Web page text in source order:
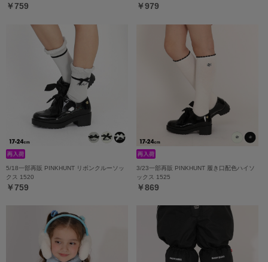
￥759 ￥979
5/18一部再販 PINKHUNT リボンクルーソッ
クス 1520
￥759
3/23一部再販 PINKHUNT 履き口配色ハイソ
ックス 1525
￥869